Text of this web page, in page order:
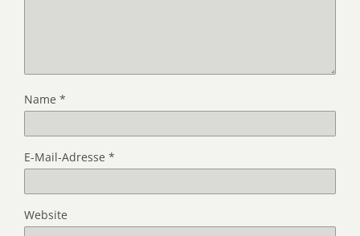
Name *
E-Mail-Adresse *
Website